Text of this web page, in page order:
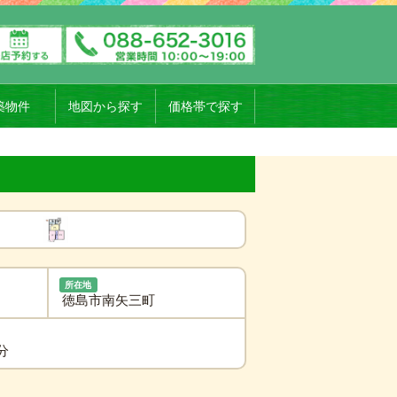
物件 地図から探す 価格帯で探す
所在地
徳島市南矢三町